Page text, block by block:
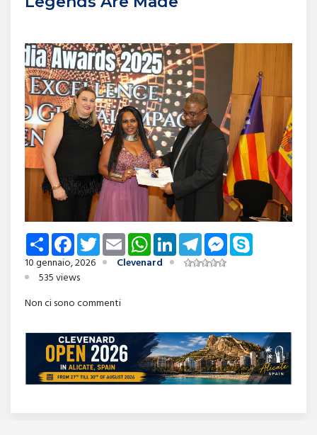
Share FacebookTwitterEmail WhatsAppLinkedInTelegramMessenger
10 gennaio, 2026
Clevenard
535 views
Non ci sono commenti